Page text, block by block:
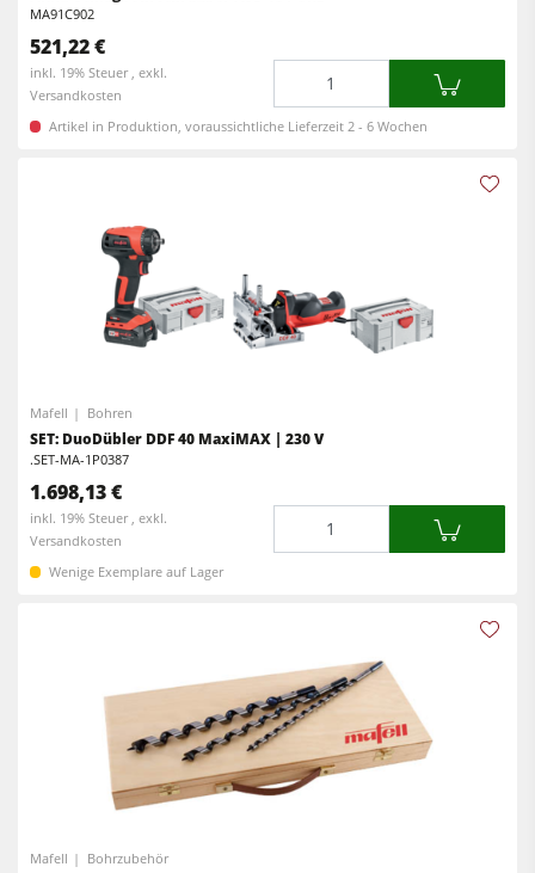
MA91C902
521,22 €
inkl. 19% Steuer , exkl.
Versandkosten
Artikel in Produktion, voraussichtliche Lieferzeit 2 - 6 Wochen
Mafell Bohren
SET: DuoDübler DDF 40 MaxiMAX | 230 V
.SET-MA-1P0387
1.698,13 €
inkl. 19% Steuer , exkl.
Versandkosten
Wenige Exemplare auf Lager
Mafell Bohrzubehör